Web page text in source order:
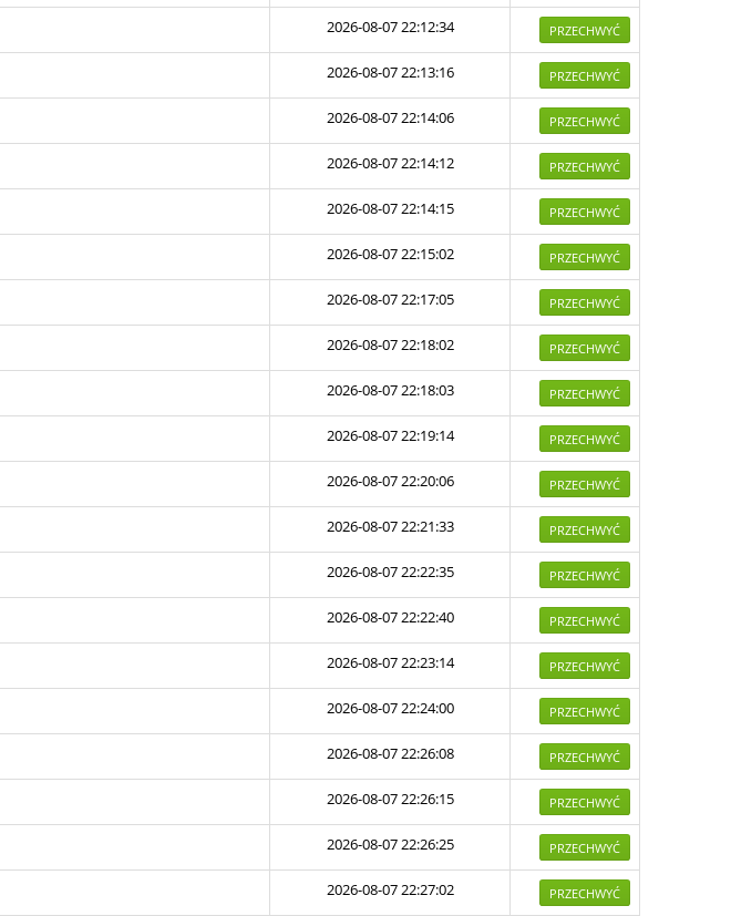
2026-08-07 22:12:34 PRZECHWYĆ
2026-08-07 22:13:16 PRZECHWYĆ
2026-08-07 22:14:06 PRZECHWYĆ
2026-08-07 22:14:12 PRZECHWYĆ
2026-08-07 22:14:15 PRZECHWYĆ
2026-08-07 22:15:02 PRZECHWYĆ
2026-08-07 22:17:05 PRZECHWYĆ
2026-08-07 22:18:02 PRZECHWYĆ
2026-08-07 22:18:03 PRZECHWYĆ
2026-08-07 22:19:14 PRZECHWYĆ
2026-08-07 22:20:06 PRZECHWYĆ
2026-08-07 22:21:33 PRZECHWYĆ
2026-08-07 22:22:35 PRZECHWYĆ
2026-08-07 22:22:40 PRZECHWYĆ
2026-08-07 22:23:14 PRZECHWYĆ
2026-08-07 22:24:00 PRZECHWYĆ
2026-08-07 22:26:08 PRZECHWYĆ
2026-08-07 22:26:15 PRZECHWYĆ
2026-08-07 22:26:25 PRZECHWYĆ
2026-08-07 22:27:02 PRZECHWYĆ